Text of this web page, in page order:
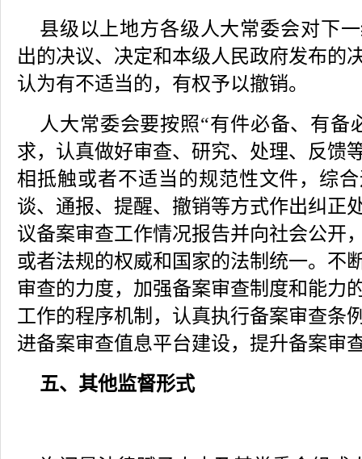
县级以上地方各级人大常委会对下
出的决议、决定和本级人民政府发布的
认为有不适当的，有权予以撤销。
人大常委会要按照“有件必备、有备
求，认真做好审查、研究、处理、反馈
相抵触或者不适当的规范性文件，综
谈、通报、提醒、撤销等方式作出纠正
议备案审查工作情况报告并向社会公开
或者法规的权威和国家的法制统一。不
审查的力度，加强备案审查制度和能力
工作的程序机制，认真执行备案审查条
进备案审查值息平台建设，提升备案审
五、其他监督形式